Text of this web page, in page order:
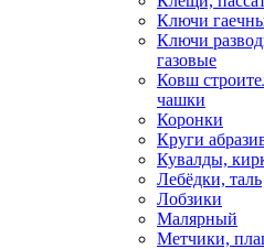
Ключи
Ключи
газовые
Ковш
чашки
Коронки
Круги
Кувалды,
Лебёдки, таль
Лобзики
Малярный
Метчики,